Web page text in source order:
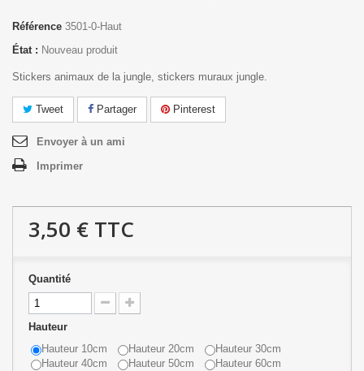
Référence 3501-0-Haut
État : Nouveau produit
Stickers animaux de la jungle, stickers muraux jungle.
Tweet Partager Pinterest
Envoyer à un ami
Imprimer
3,50 € TTC
Quantité
Hauteur
Hauteur 10cm
Hauteur 20cm
Hauteur 30cm
Hauteur 40cm
Hauteur 50cm
Hauteur 60cm